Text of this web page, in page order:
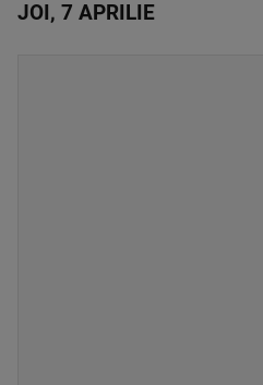
JOI, 7 APRILIE